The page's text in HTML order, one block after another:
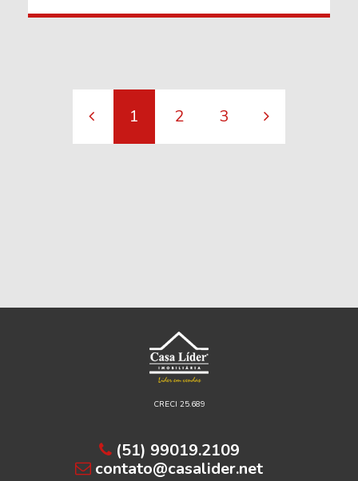
1 2 3
CRECI 25.689
(51) 99019.2109
contato@casalider.net